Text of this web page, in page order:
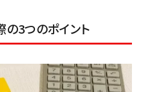
3つのポイント